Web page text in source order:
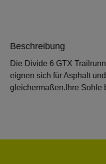
Beschreibung
Die Divide 6 GTX
eignen sich für Asphalt
gleichermaßen.Ihre Sohle